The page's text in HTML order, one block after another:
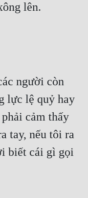
lên.
người còn
lực lệ quỷ hay
cảm thấy
tay, nếu tôi ra
biết cái gì gọi